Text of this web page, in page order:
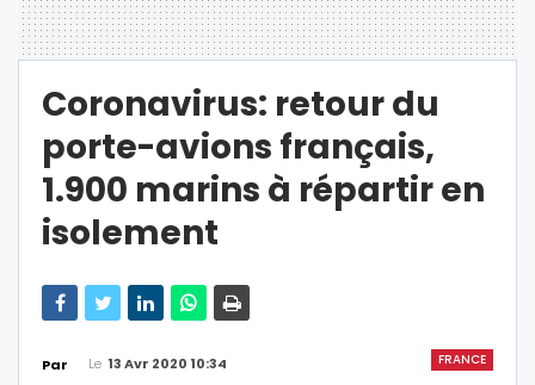
Coronavirus: retour du
porte-avions français,
1.900 marins à répartir en
isolement
FRANCE
Par Le 13 Avr 2020 10:34